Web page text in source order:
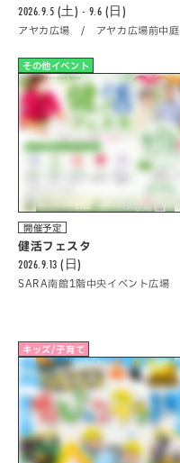
2026.9.5 (土) - 9.6 (日)
アヤカ広場 / アヤカ広場前中庭
その他イベント
開催予定
健活フェスタ
2026.9.13 (日)
SARA南館1階中央イベント広場
キッズ/子育て